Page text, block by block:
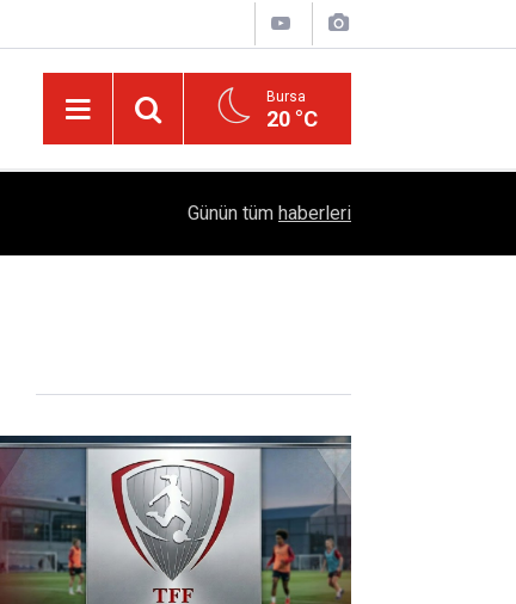
Bursa
20 °C
Sempozyumu Diyarbakır'da!
Günün tüm haberleri